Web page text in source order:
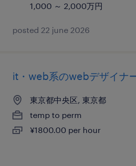
1,000 ～ 2,000万円
posted 22 june 2026
it・web系のwebデザイナ
東京都中央区, 東京都
temp to perm
¥1800.00 per hour